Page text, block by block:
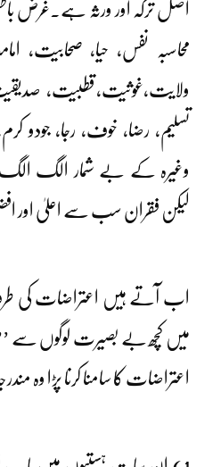
اصل ترکہ اور ورثہ ہے۔غرض
محاسبہ نفس، حیا، صحابیت،
ولایت،غوثیت،قطبیت،
تسلیم، رضا، خوف، رجا، جودو
وغیرہ کے بے شمار الگ
لیکن فقران سب سے اعلیٰ اور
اب آتے ہیں اعتراضات کی طرف
میں کچھ بے بصیرت لوگوں سے
اعتراضات کا سامنا کرنا پڑا وہ